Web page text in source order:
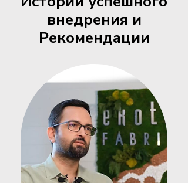
внедрения и
Рекомендации